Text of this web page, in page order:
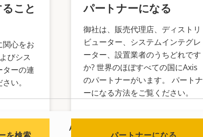
AXIS TQ1826-VE Safety Cabinet 120
こと
関心をお
びシス
ターの連
い。
パートナーになる
御社は、販売代理店、ディストリ
ビューター、システムインテグレ
ーター、設置業者のうちどれです
か? 世界のほぼすべての国にAxis
のパートナーがいます。 パートナ
ーになる方法をご覧ください。